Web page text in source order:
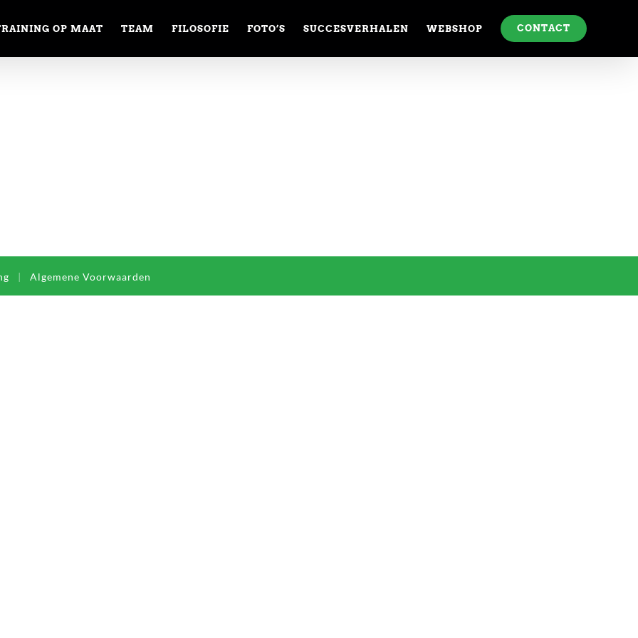
OP MAAT TEAM FILOSOFIE FOTO’S SUCCESVERHALEN WEBSHOP CONTACT
| Algemene Voorwaarden